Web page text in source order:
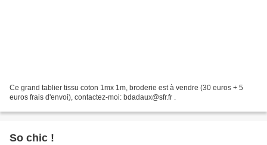
Ce grand tablier tissu coton 1mx 1m, broderie est à vendre (30 euros + 5
euros frais d'envoi), contactez-moi: bdadaux@sfr.fr .
So chic !